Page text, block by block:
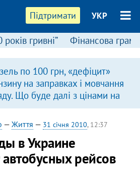
Підтримати УКР
років гривні” Фінансова
по 100 грн, «дефіцит»
на заправках і мовчання
Що буде далі з цінами на
— Життя — 31 січня 2010, 12:37
в Украине
рейсов